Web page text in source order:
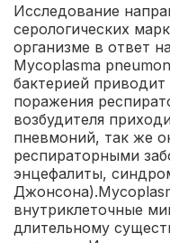
Исследование
серологических
организме в ответ
Mycoplasma
бактерией
поражения
возбудителя
пневмоний, так же
респираторными
энцефалиты,
внутриклеточные
длительному